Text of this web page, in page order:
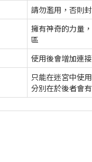
請勿濫用，否則
擁有神奇的力量
區
使用後會增加連
只能在迷宮中使
分別在於後者會